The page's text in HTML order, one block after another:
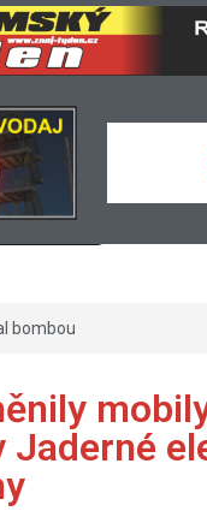
bombou
Jaderné